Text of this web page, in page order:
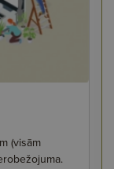
(visām